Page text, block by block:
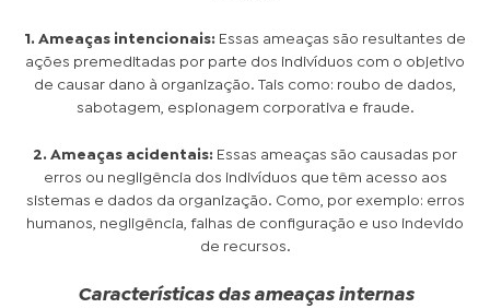
1. Ameaças intencionais: Essas ameaças são resultantes de
ações premeditadas por parte dos indivíduos com o objetivo
de causar dano à organização. Tais como: roubo de dados,
sabotagem, espionagem corporativa e fraude.
2. Ameaças acidentais: Essas ameaças são causadas por
erros ou negligência dos indivíduos que têm acesso aos
sistemas e dados da organização. Como, por exemplo: erros
humanos, negligência, falhas de configuração e uso indevido
de recursos.
Características das ameaças internas